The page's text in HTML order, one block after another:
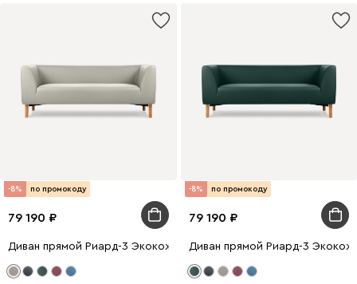
-8% по промокоду
79 190
Диван прямой Риард-3 Экокожа Бежевый
-8% по промокоду
79 190
Диван прямой Риард-3